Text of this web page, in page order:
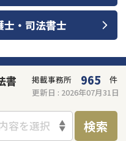
時効援用
会社破産・法人破産
消費者金融・サラ金
闇金
債務整理
個人再生（民事再生）
過払金
借金問題
士・司法書士
書
掲載事務所 965
件
更新日 : 2026年07月31日
容を選択 検索